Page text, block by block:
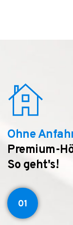
Ohne
Premium-
So geht's!
01